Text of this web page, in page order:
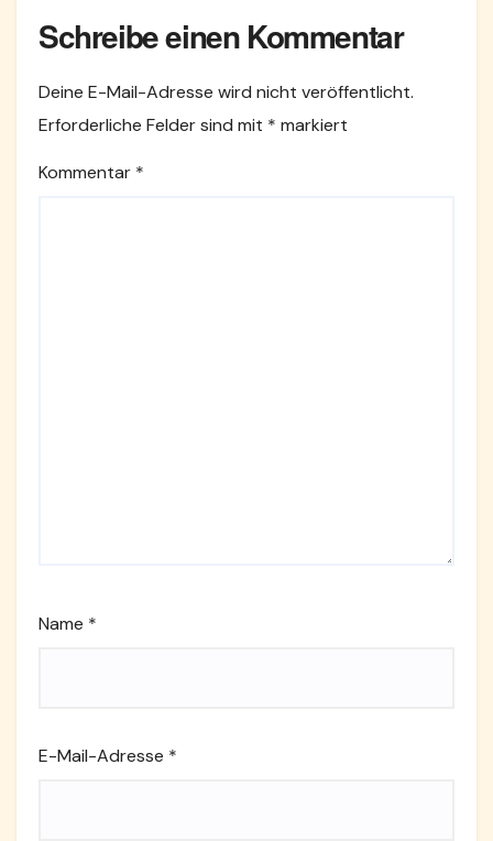
Schreibe einen Kommentar
Deine E-Mail-Adresse wird nicht veröffentlicht.
Erforderliche Felder sind mit * markiert
Kommentar *
Name *
E-Mail-Adresse *